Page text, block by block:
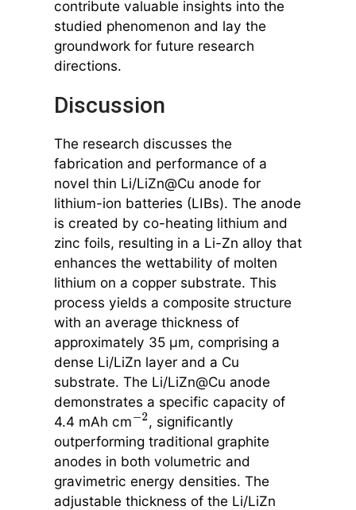
contribute valuable insights into the
studied phenomenon and lay the
groundwork for future research
directions.
Discussion
The research discusses the
fabrication and performance of a
novel thin Li/LiZn@Cu anode for
lithium-ion batteries (LIBs). The anode
is created by co-heating lithium and
zinc foils, resulting in a Li-Zn alloy that
enhances the wettability of molten
lithium on a copper substrate. This
process yields a composite structure
with an average thickness of
approximately 35 μm, comprising a
dense Li/LiZn layer and a Cu
substrate. The Li/LiZn@Cu anode
demonstrates a specific capacity of
4.4 mAh cm−2, significantly
outperforming traditional graphite
anodes in both volumetric and
gravimetric energy densities. The
adjustable thickness of the Li/LiZn